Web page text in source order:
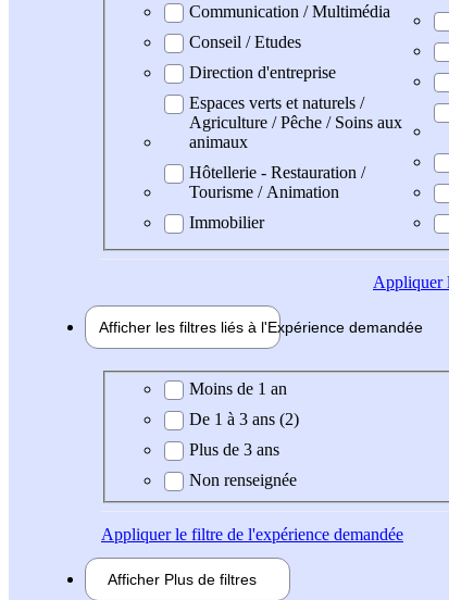
Communication / Multimédia
Conseil / Etudes
Direction d'entreprise
Espaces verts et naturels /
Agriculture / Pêche / Soins aux
animaux
Hôtellerie - Restauration /
Tourisme / Animation
Immobilier
Appliquer
Afficher les filtres liés à l'Expérience demandée
Expérience demandée
Moins de 1 an
De 1 à 3 ans (2)
Plus de 3 ans
Non renseignée
Appliquerle filtre de l'expérience demandée
Afficher Plus de filtres